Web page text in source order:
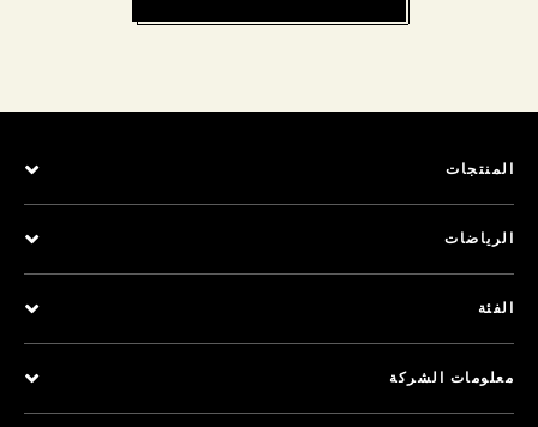
المنتجات
الرياضات
الفئة
معلومات الشركة